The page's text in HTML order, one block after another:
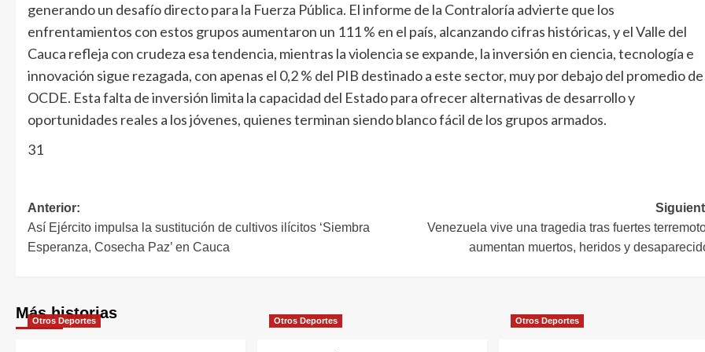
generando un desafío directo para la Fuerza Pública. El informe de la Contraloría advierte que los
enfrentamientos con estos grupos aumentaron un 111 % en el país, alcanzando cifras históricas, y el Valle del
Cauca refleja con crudeza esa tendencia, mientras la violencia se expande, la inversión en ciencia, tecnología e
innovación sigue rezagada, con apenas el 0,2 % del PIB destinado a este sector, muy por debajo del promedio de
OCDE. Esta falta de inversión limita la capacidad del Estado para ofrecer alternativas de desarrollo y
oportunidades reales a los jóvenes, quienes terminan siendo blanco fácil de los grupos armados.
31
Anterior:
Así Ejército impulsa la sustitución de cultivos ilícitos ‘Siembra
Esperanza, Cosecha Paz’ en Cauca
Venezuela vive una tragedia tras fuertes
aumentan muertos, heridos y
Más historias
Otros Deportes Otros Deportes Otros Deportes